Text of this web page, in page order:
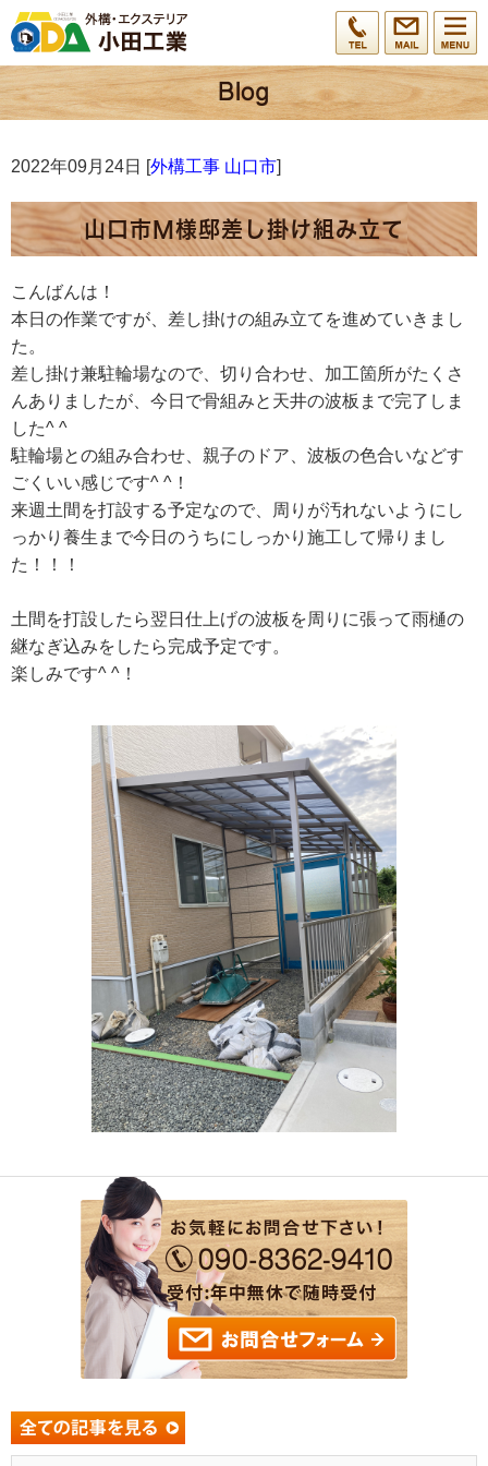
2022年09月24日 [外構工事 山口市]
山口市M様邸差し掛け組み立て
こんばんは！
本日の作業ですが、差し掛けの組み立てを進めていきまし
た。
差し掛け兼駐輪場なので、切り合わせ、加工箇所がたくさ
んありましたが、今日で骨組みと天井の波板まで完了しま
した^ ^
駐輪場との組み合わせ、親子のドア、波板の色合いなどす
ごくいい感じです^ ^！
来週土間を打設する予定なので、周りが汚れないようにし
っかり養生まで今日のうちにしっかり施工して帰りまし
た！！！
土間を打設したら翌日仕上げの波板を周りに張って雨樋の
継なぎ込みをしたら完成予定です。
楽しみです^ ^！